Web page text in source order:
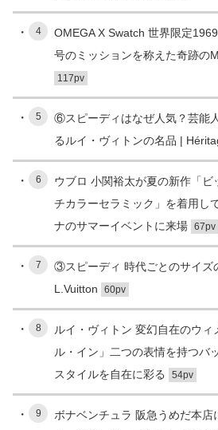
4
OMEGA X Swatch 世界限定
号のミッションを称えた奇跡の
117pv
5
⑥スピーディはなぜ人気？芸能
るルイ・ヴィトンの名品 |
6
ウブロ 小関裕太が夏の新作「
チカラーセラミック」を着用し
ナのサマーイベントに来場 67pv
7
③スピーディ 時代ごとのサイズ
L.Vuitton
60pv
8
ルイ・ヴィトン 変幻自在のウィ
ル・イン」二つの表情を持つバ
スタイルを自在に彩る
54pv
9
ボナベンチュラ 阪急うめだ本店